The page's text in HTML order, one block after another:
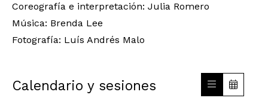
Coreografía e interpretación: Julia Romero
Música: Brenda Lee
Fotografía: Luís Andrés Malo
Calendario y sesiones